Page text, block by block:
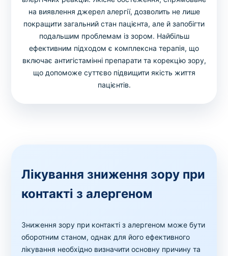
на виявлення джерел алергії, дозволить не лише
покращити загальний стан пацієнта, але й запобігти
подальшим проблемам із зором. Найбільш
ефективним підходом є комплексна терапія, що
включає антигістамінні препарати та корекцію зору,
що допоможе суттєво підвищити якість життя
пацієнтів.
Лікування зниження зору при
контакті з алергеном
Зниження зору при контакті з алергеном може бути
оборотним станом, однак для його ефективного
лікування необхідно визначити основну причину та